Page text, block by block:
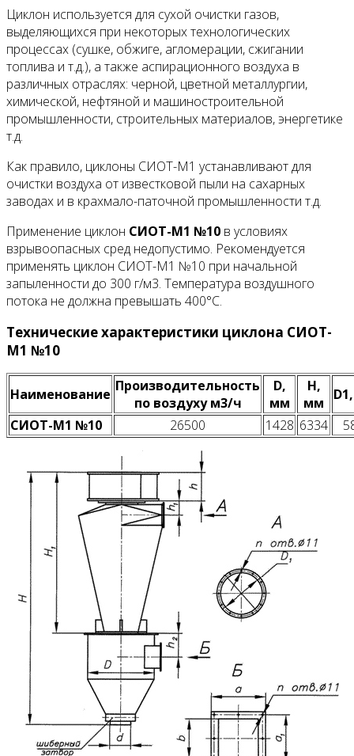
Циклон используется для сухой очистки газов,
выделяющихся при некоторых технологических
процессах (сушке, обжиге, агломерации, сжигании
топлива и т.д.), а также аспирационного воздуха в
различных отраслях: черной, цветной металлургии,
химической, нефтяной и машиностроительной
промышленности, строительных материалов, энергетике
т.д.
Как правило, циклоны СИОТ-М1 устанавливают для
очистки воздуха от известковой пыли на сахарных
заводах и в крахмало-паточной промышленности т.д.
Применение циклон СИОТ-М1 №10 в условиях
взрывоопасных сред недопустимо. Рекомендуется
применять циклон СИОТ-М1 №10 при начальной
запыленности до 300 г/м3. Температура воздушного
потока не должна превышать 400°С.
Технические характеристики циклона СИОТ-
М1 №10
Наименование Производительность
по воздуху м3/ч
D,
мм
Н,
мм
СИОТ-М1 №10
26500 1428 6334